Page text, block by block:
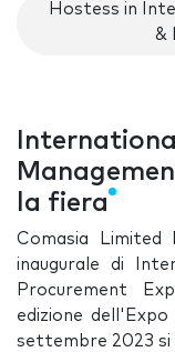
Hostess in
&
la fiera
Comasia Limited
inaugurale di
Procurement
edizione
settembre 2023 si